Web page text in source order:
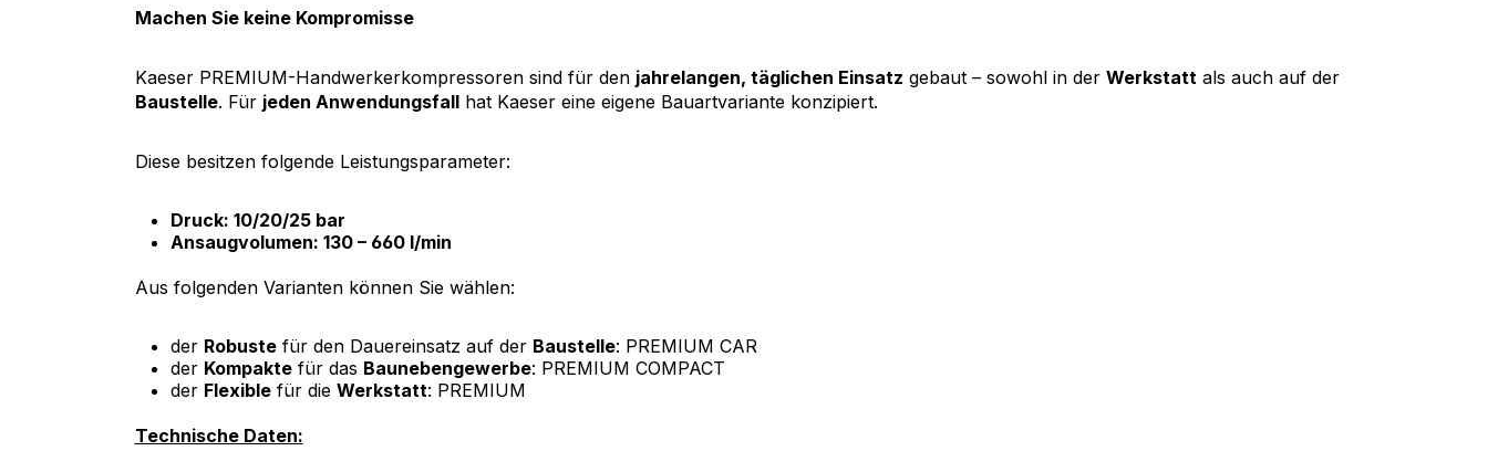
Machen Sie keine Kompromisse
Kaeser PREMIUM-Handwerkerkompressoren sind für den jahrelangen, täglichen Einsatz gebaut – sowohl in der Werkstattals auch auf der
Baustelle. Für jeden Anwendungsfallhat Kaeser eine eigene Bauartvariante konzipiert.
Diese besitzen folgende Leistungsparameter:
Druck: 10/20/25 bar
Ansaugvolumen: 130 – 660 l/min
Aus folgenden Varianten können Sie wählen:
der Robustefür den Dauereinsatz auf der Baustelle: PREMIUM CAR
der Kompaktefür das Baunebengewerbe: PREMIUM COMPACT
der Flexiblefür die Werkstatt: PREMIUM
Technische Daten: